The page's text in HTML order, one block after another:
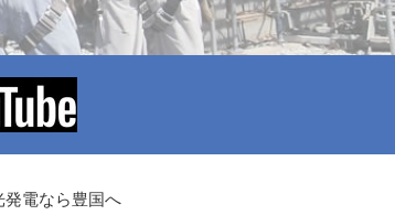
電なら豊国へ